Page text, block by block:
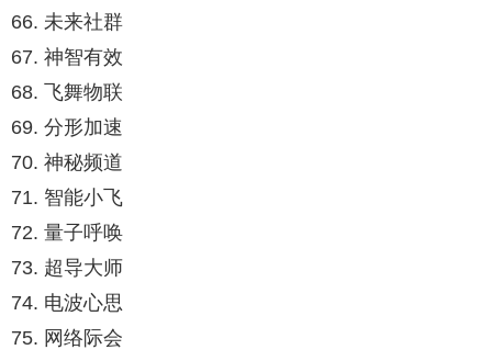
66. 未来社群
67. 神智有效
68. 飞舞物联
69. 分形加速
70. 神秘频道
71. 智能小飞
72. 量子呼唤
73. 超导大师
74. 电波心思
75. 网络际会